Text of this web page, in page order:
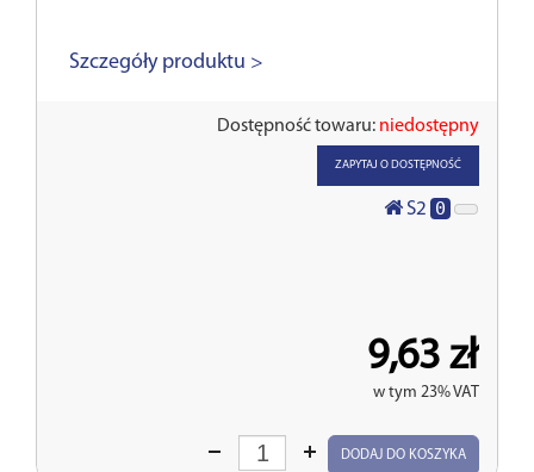
Szczegóły produktu >
Dostępność towaru: niedostępny
ZAPYTAJ O DOSTĘPNOŚĆ
S2 0
9,63 zł
w tym 23% VAT
Wprowadź
DODAJ DO KOSZYKA